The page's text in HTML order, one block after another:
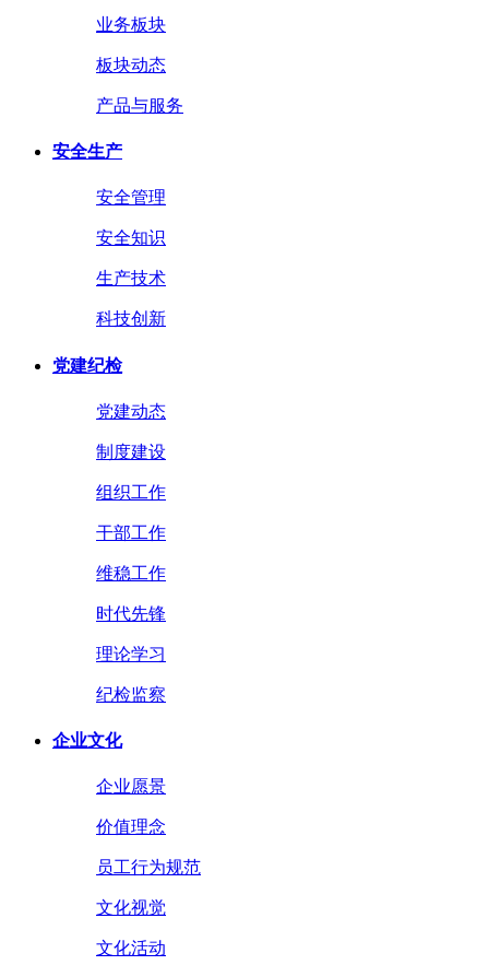
业务板块
板块动态
产品与服务
安全生产
安全管理
安全知识
生产技术
科技创新
党建纪检
党建动态
制度建设
组织工作
干部工作
维稳工作
时代先锋
理论学习
纪检监察
企业文化
企业愿景
价值理念
员工行为规范
文化视觉
文化活动